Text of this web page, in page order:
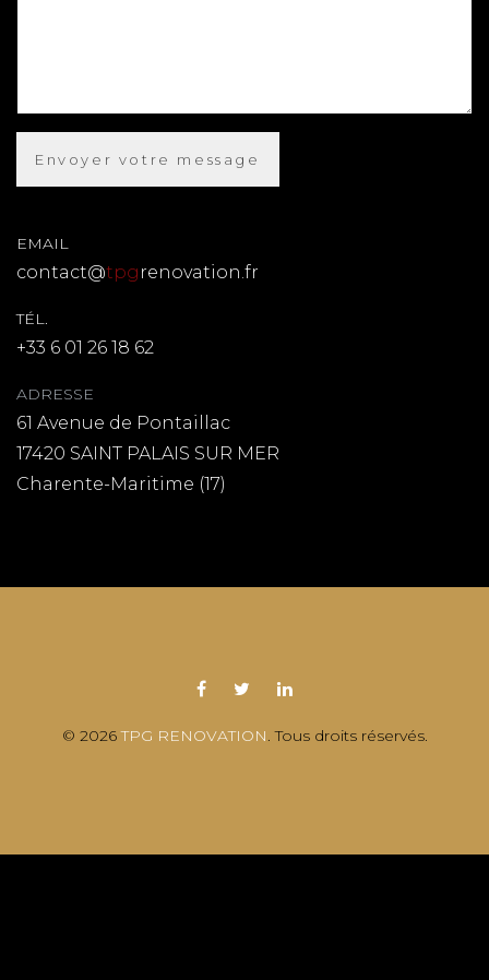
EMAIL
contact@tpg renovation.fr
TÉL.
+33 6 01 26 18 62
ADRESSE
61 Avenue de Pontaillac
17420 SAINT PALAIS SUR MER
Charente-Maritime (17)
© 2026TPG RENOVATION. Tous droits réservés.